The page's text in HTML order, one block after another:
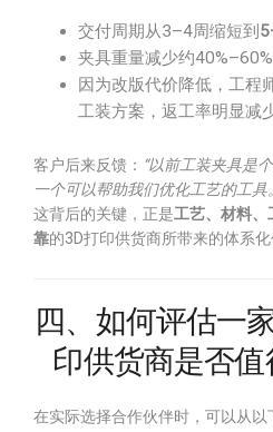
交付周期从3–4周缩短到
夹具重量减少约
因为改版代价降低，工程
工装方案，返工率明显减少
客户后来反馈： “以前工装夹具是
一个可以帮助我们优化工艺的工具
这背后的关键，正是工艺、材料、
靠的3D打印供货商所带来的体系化
四、如何评估一
印供货商是否值
在实际选择合作伙伴时，可以从以